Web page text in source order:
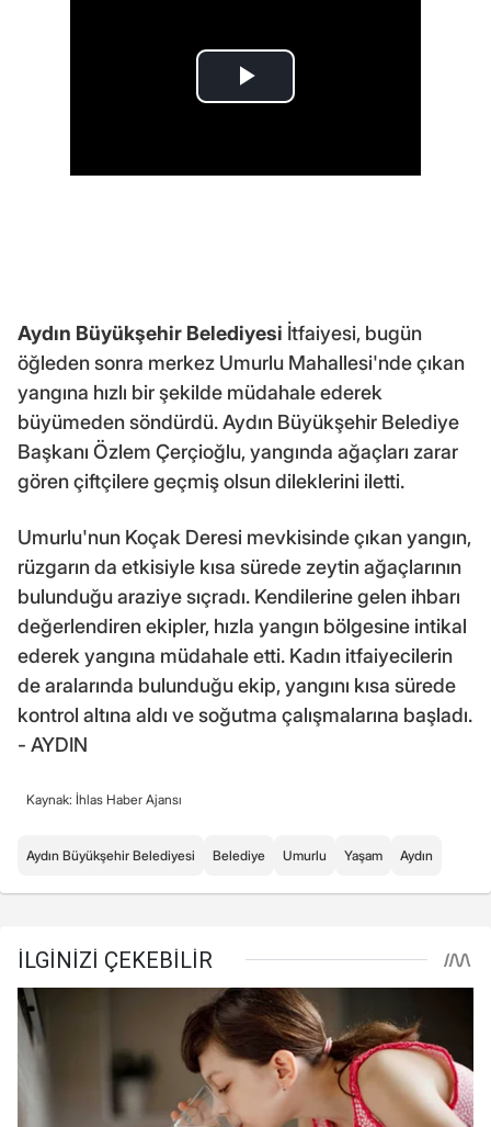
Aydın Büyükşehir Belediyesi İtfaiyesi, bugün
öğleden sonra merkez Umurlu Mahallesi'nde çıkan
yangına hızlı bir şekilde müdahale ederek
büyümeden söndürdü. Aydın Büyükşehir Belediye
Başkanı Özlem Çerçioğlu, yangında ağaçları zarar
gören çiftçilere geçmiş olsun dileklerini iletti.
Umurlu'nun Koçak Deresi mevkisinde çıkan yangın,
rüzgarın da etkisiyle kısa sürede zeytin ağaçlarının
bulunduğu araziye sıçradı. Kendilerine gelen ihbarı
değerlendiren ekipler, hızla yangın bölgesine intikal
ederek yangına müdahale etti. Kadın itfaiyecilerin
de aralarında bulunduğu ekip, yangını kısa sürede
kontrol altına aldı ve soğutma çalışmalarına başladı.
- AYDIN
Kaynak: İhlas Haber Ajansı
Aydın Büyükşehir Belediyesi Belediye Umurlu Yaşam Aydın